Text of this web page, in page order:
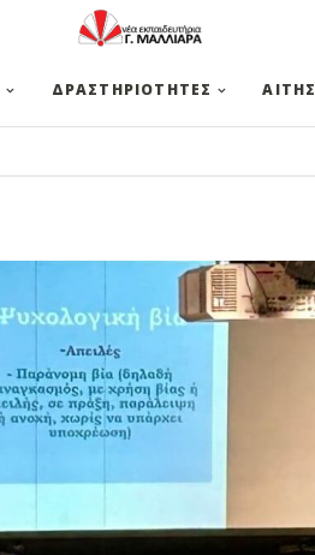
ΔΡΑΣΤΗΡΙΟΤΗΤΕΣ